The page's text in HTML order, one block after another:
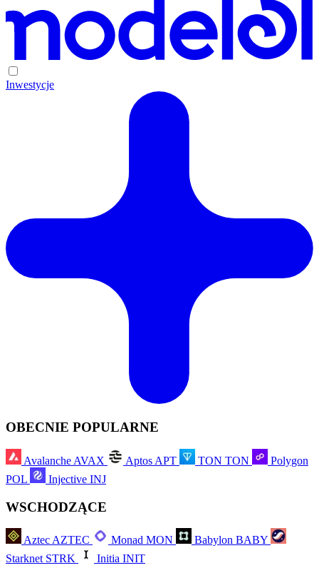
Inwestycje
OBECNIE POPULARNE
Avalanche AVAX Aptos APT TON TON
Polygon
POL
Injective INJ
WSCHODZĄCE
AztecAZTEC Monad MON Babylon BABY
Starknet STRK Initia INIT